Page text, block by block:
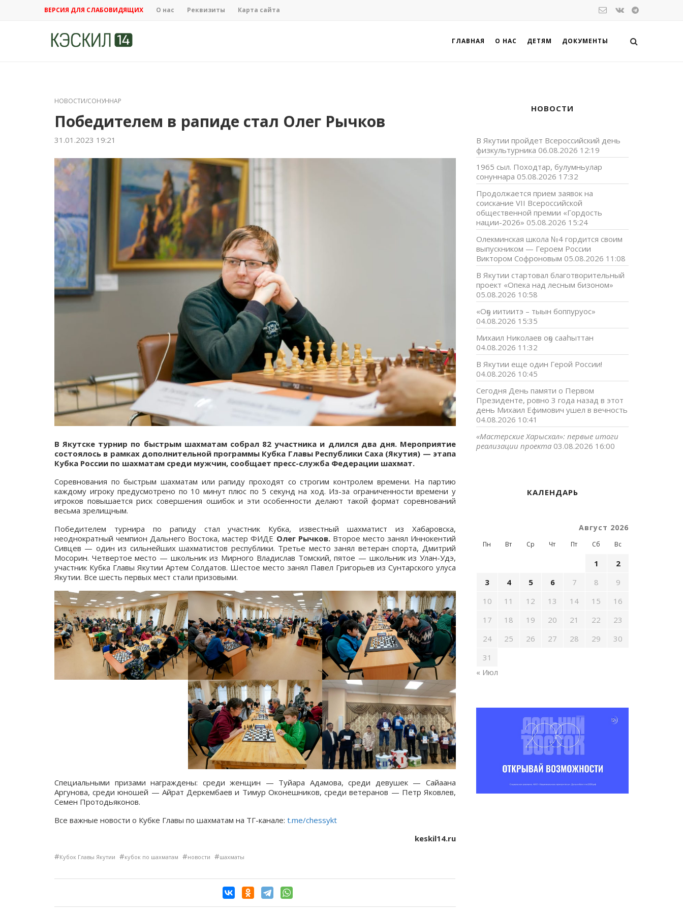
ВЕРСИЯ ДЛЯ СЛАБОВИДЯЩИХ О нас Реквизиты Карта сайта
ГЛАВНАЯ О НАС ДЕТЯМ ДОКУМЕНТЫ
НОВОСТИ/СОНУННАР
Победителем в рапиде стал Олег Рычков
31.01.2023 19:21
В Якутске турнир по быстрым шахматам собрал 82 участника и длился два дня. Мероприятие
состоялось в рамках дополнительной программы Кубка Главы Республики Саха (Якутия) — этапа
Кубка России по шахматам среди мужчин, сообщает пресс-служба Федерации шахмат.
Соревнования по быстрым шахматам или рапиду проходят со строгим контролем времени. На партию
каждому игроку предусмотрено по 10 минут плюс по 5 секунд на ход. Из-за ограниченности времени у
игроков повышается риск совершения ошибок и эти особенности делают такой формат соревнований
весьма зрелищным.
Победителем турнира по рапиду стал участник Кубка, известный шахматист из Хабаровска,
неоднократный чемпион Дальнего Востока, мастер ФИДЕ Олег Рычков.Второе место занял Иннокентий
Сивцев — один из сильнейших шахматистов республики. Третье место занял ветеран спорта, Дмитрий
Мосорин. Четвертое место — школьник из Мирного Владислав Томский, пятое — школьник из Улан-Удэ,
участник Кубка Главы Якутии Артем Солдатов. Шестое место занял Павел Григорьев из Сунтарского улуса
Якутии. Все шесть первых мест стали призовыми.
Специальными призами награждены: среди женщин — Туйара Адамова, среди девушек — Сайаана
Аргунова, среди юношей — Айрат Деркембаев и Тимур Оконешников, среди ветеранов — Петр Яковлев,
Семен Протодьяконов.
Все важные новости о Кубке Главы по шахматам на ТГ-канале: t.me/chessykt
keskil14.ru
#Кубок Главы Якутии #кубок по шахматам #новости #шахматы
НОВОСТИ
В Якутии пройдет Всероссийский день
физкультурника 06.08.2026 12:19
1965 сыл. Походтар, булумньулар
сонуннара 05.08.2026 17:32
Продолжается прием заявок на
соискание VII Всероссийской
общественной премии «Гордость
нации-2026» 05.08.2026 15:24
Олекминская школа №4 гордится своим
выпускником — Героем России
Виктором Софроновым 05.08.2026 11:08
В Якутии стартовал благотворительный
проект «Опека над лесным бизоном»
05.08.2026 10:58
«Оҕо иитиитэ – тыын боппуруос»
04.08.2026 15:35
Михаил Николаев оҕо сааһыттан
04.08.2026 11:32
В Якутии еще один Герой России!
04.08.2026 10:45
Сегодня День памяти о Первом
Президенте, ровно 3 года назад в этот
день Михаил Ефимович ушел в вечность
04.08.2026 10:41
«Мастерские Харысхал»: первые итоги
реализации проекта 03.08.2026 16:00
КАЛЕНДАРЬ
Август 2026
Пн Вт Ср Чт Пт Сб Вс
1
2
3
4 5 6 7 8
9
10
11 12 13 14 15
16
17
18 19 20 21 22
23
24
25 26 27 28 29
30
31
« Июл